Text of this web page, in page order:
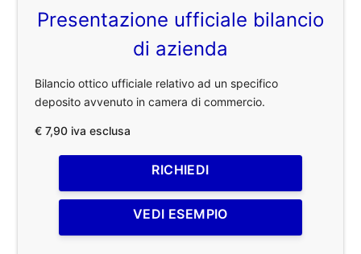
Presentazione ufficiale bilancio
di azienda
Bilancio ottico ufficiale relativo ad un specifico
deposito avvenuto in camera di commercio.
€ 7,90 iva esclusa
RICHIEDI
VEDI ESEMPIO